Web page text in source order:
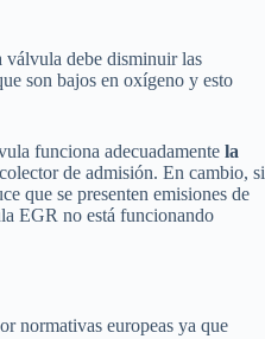
válvula debe disminuir las
son bajos en oxígeno y esto
funciona adecuadamente la
de admisión. En cambio, si
que se presenten emisiones de
EGR no está funcionando
normativas europeas ya que